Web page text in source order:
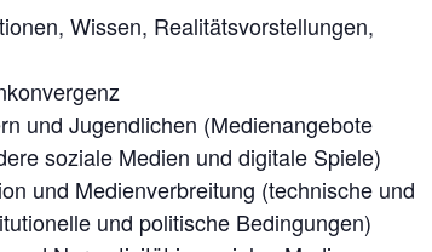
Wissen, Realitätsvorstellungen,
und Jugendlichen (Medienangebote
soziale Medien und digitale Spiele)
und Medienverbreitung (technische und
und politische Bedingungen)